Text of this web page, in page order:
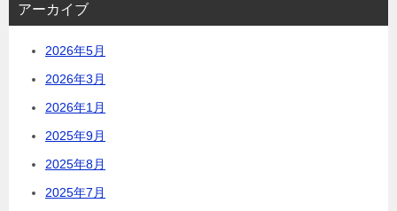
アーカイブ
2026年5月
2026年3月
2026年1月
2025年9月
2025年8月
2025年7月